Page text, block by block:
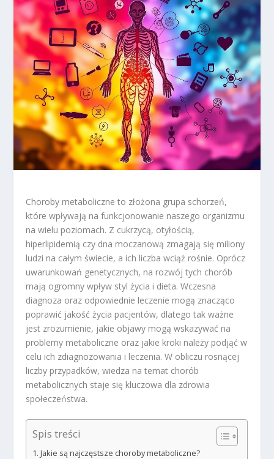
Choroby metaboliczne to złożona grupa schorzeń,
które wpływają na funkcjonowanie naszego organizmu
na wielu poziomach. Z cukrzycą, otyłością,
hiperlipidemią czy dna moczanową zmagają się miliony
ludzi na całym świecie, a ich liczba wciąż rośnie. Oprócz
uwarunkowań genetycznych, na rozwój tych chorób
mają ogromny wpływ styl życia i dieta. Wczesna
diagnoza oraz odpowiednie leczenie mogą znacząco
poprawić jakość życia pacjentów, dlatego tak ważne
jest zrozumienie, jakie objawy mogą wskazywać na
problemy metaboliczne oraz jakie kroki należy podjąć w
celu ich zdiagnozowania i leczenia. W obliczu rosnącej
liczby przypadków, wiedza na temat chorób
metabolicznych staje się kluczowa dla zdrowia
społeczeństwa.
Spis treści
Jakie są najczęstsze choroby metaboliczne?